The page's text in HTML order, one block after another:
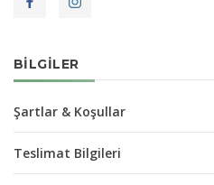
BILGILER
Şartlar & Koşullar
Teslimat Bilgileri